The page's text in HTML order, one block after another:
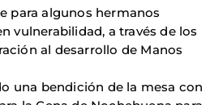
para algunos hermanos
vulnerabilidad, a través de los
al desarrollo de Manos
una bendición de la mesa con